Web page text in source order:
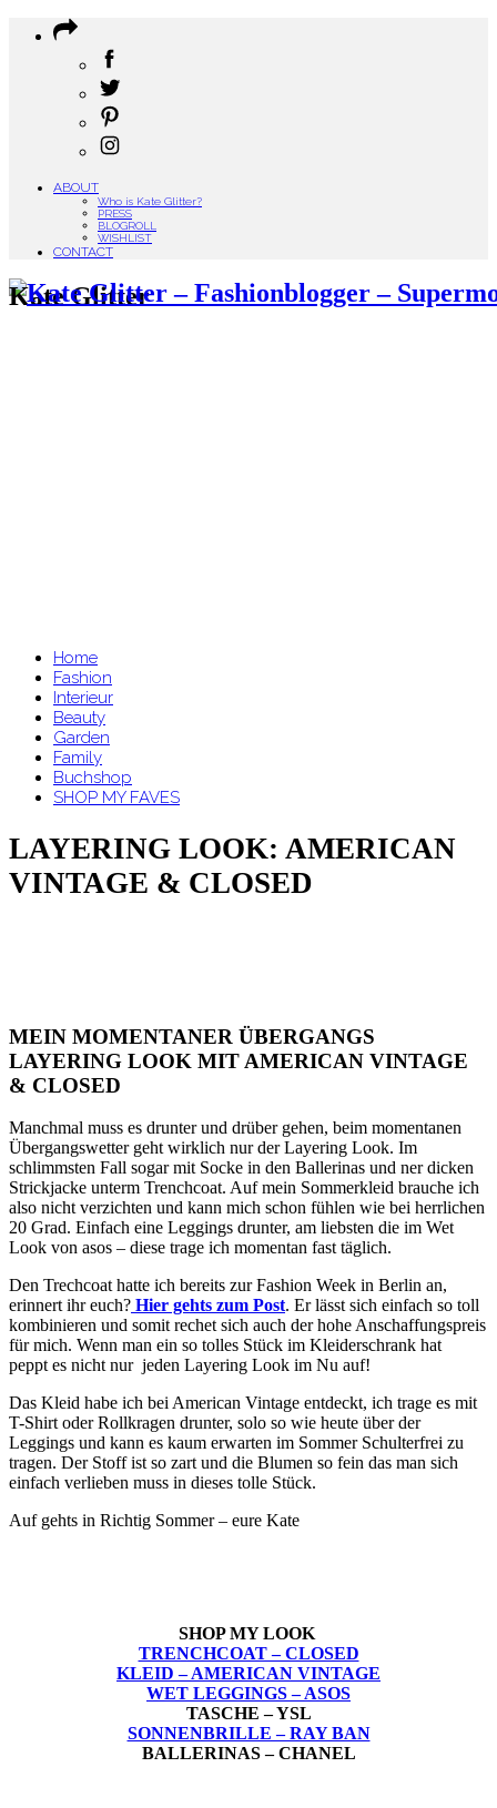
ABOUT
Who is Kate Glitter?
PRESS
BLOGROLL
WISHLIST
CONTACT
Kate Glitter
Home
Fashion
Interieur
Beauty
Garden
Family
Buchshop
SHOP MY FAVES
LAYERING LOOK: AMERICAN
VINTAGE & CLOSED
MEIN MOMENTANER ÜBERGANGS
LAYERING LOOK MIT AMERICAN VINTAGE
& CLOSED
Manchmal muss es drunter und drüber gehen, beim momentanen
Übergangswetter geht wirklich nur der Layering Look. Im
schlimmsten Fall sogar mit Socke in den Ballerinas und ner dicken
Strickjacke unterm Trenchcoat. Auf mein Sommerkleid brauche ich
also nicht verzichten und kann mich schon fühlen wie bei herrlichen
20 Grad. Einfach eine Leggings drunter, am liebsten die im Wet
Look von asos – diese trage ich momentan fast täglich.
Den Trechcoat hatte ich bereits zur Fashion Week in Berlin an,
erinnert ihr euch? Hier gehts zum Post. Er lässt sich einfach so toll
kombinieren und somit rechet sich auch der hohe Anschaffungspreis
für mich. Wenn man ein so tolles Stück im Kleiderschrank hat
peppt es nicht nur jeden Layering Look im Nu auf!
Das Kleid habe ich bei American Vintage entdeckt, ich trage es mit
T-Shirt oder Rollkragen drunter, solo so wie heute über der
Leggings und kann es kaum erwarten im Sommer Schulterfrei zu
tragen. Der Stoff ist so zart und die Blumen so fein das man sich
einfach verlieben muss in dieses tolle Stück.
Auf gehts in Richtig Sommer – eure Kate
SHOP MY LOOK
TRENCHCOAT – CLOSED
KLEID – AMERICAN VINTAGE
WET LEGGINGS – ASOS
TASCHE – YSL
SONNENBRILLE – RAY BAN
BALLERINAS – CHANEL